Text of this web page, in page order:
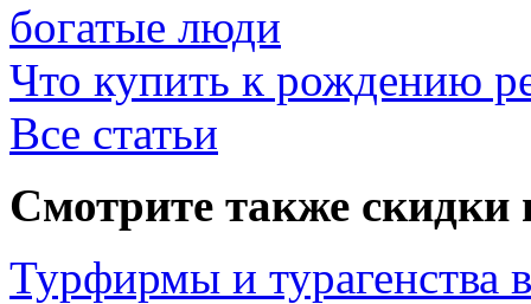
богатые люди
Что купить к рождению
Все статьи
Смотрите также скидки
Турфирмы и турагенства